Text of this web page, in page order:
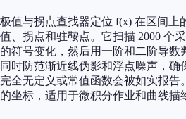
极值与拐点查找器定位 f(x) 在区间上
值、拐点和驻鞍点。它扫描 2000 个
的符号变化，然后用一阶和二阶导数
同时防范渐近线伪影和浮点噪声，确
完全无定义或常值函数会被如实报告
的坐标，适用于微积分作业和曲线描